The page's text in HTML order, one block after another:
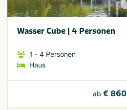
Wasser Cube | 4 Personen
1 - 4 Personen
Haus
ab € 860